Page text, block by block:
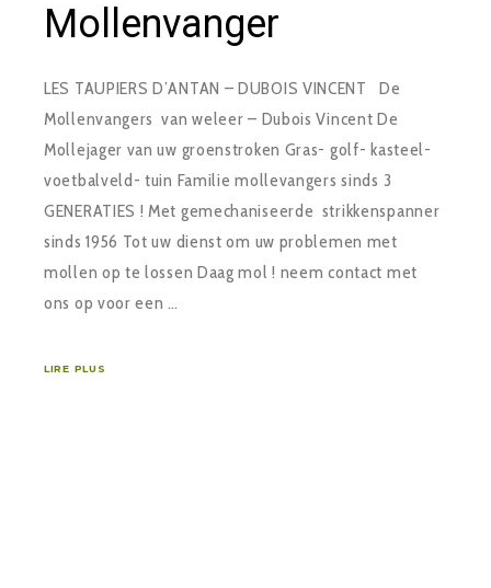
Mollenvanger
LES TAUPIERS D’ANTAN – DUBOIS VINCENT De
Mollenvangers van weleer – Dubois Vincent De
Mollejager van uw groenstroken Gras- golf- kasteel-
voetbalveld- tuin Familie mollevangers sinds 3
GENERATIES ! Met gemechaniseerde strikkenspanner
sinds 1956 Tot uw dienst om uw problemen met
mollen op te lossen Daag mol ! neem contact met
ons op voor een …
LIRE PLUS